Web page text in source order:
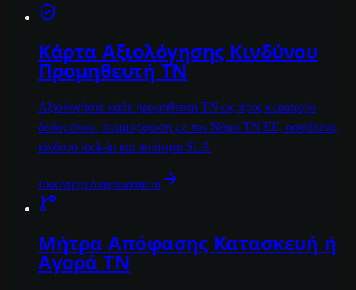
Κάρτα Αξιολόγησης Κινδύνου
Προμηθευτή ΤΝ
Αξιολογήστε κάθε προμηθευτή ΤΝ ως προς κυριαρχία
δεδομένων, συμμόρφωση με τον Νόμο ΤΝ ΕΕ, ασφάλεια,
κίνδυνο lock-in και ποιότητα SLA
Εκκίνηση διαγνωστικού
Μήτρα Απόφασης Κατασκευή ή
Αγορά ΤΝ